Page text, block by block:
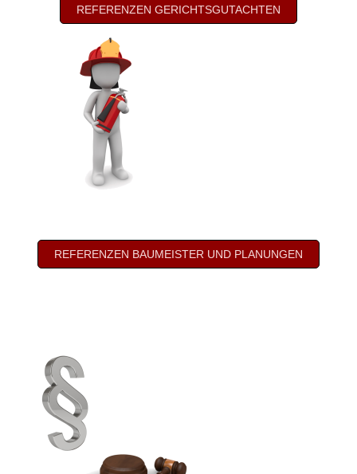
REFERENZEN GERICHTSGUTACHTEN
REFERENZEN BAUMEISTER UND PLANUNGEN